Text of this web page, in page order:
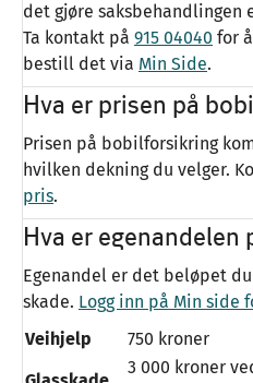
det gjøre saksbehandlingen
Ta kontakt på 915 04040 for
bestill det via Min Side.
Hva er prisen på
Prisen på bobilforsikring
hvilken dekning du velger.
pris.
Hva er
Egenandel er det beløpet
skade. Logg inn på Min side
Veihjelp
750 kroner
3 000 kroner